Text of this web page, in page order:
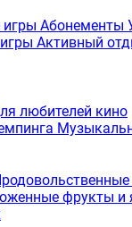
Абонементы
Активный
любителей кино
фрукты и